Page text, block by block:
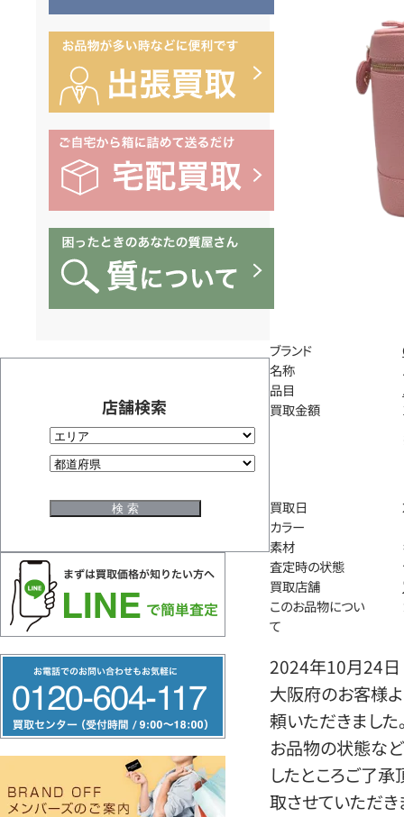
店舗検索
リ
ー
ヤ
ブランド
名称
品目
買取金額
買取日
カラー
素材
査定時の状態
買取店舗
このお品物につい
て
2024年10月24日
大阪府のお客様
頼いただきました
お品物の状態など
したところご了
取させていただき